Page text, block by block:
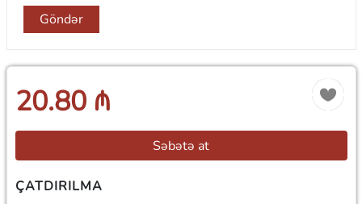
Göndər
20.80 ₼
Səbətə at
ÇATDIRILMA